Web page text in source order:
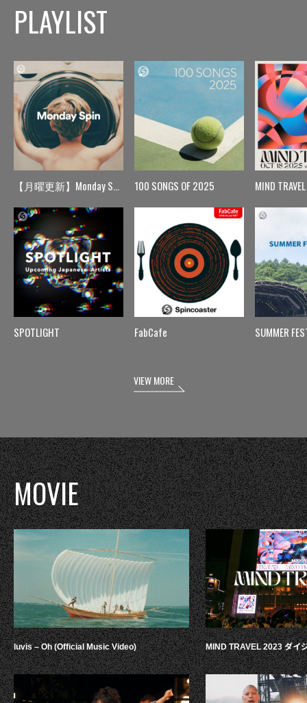
PLAYLIST
【月曜更新】Monday Spin
SPOTLIGHT
100 SONGS OF 2025
FabCafe
MIND TRAVEL
SUMMER
VIEW MORE
MOVIE
luvis – Oh (Official Music Video) MIND TRAVEL 2023 ダイ